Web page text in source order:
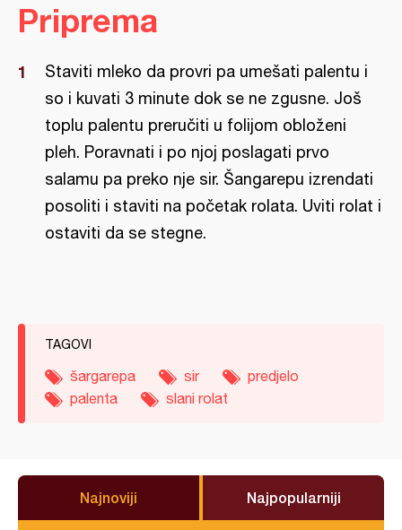
Priprema
Staviti mleko da provri pa umešati palentu i
so i kuvati 3 minute dok se ne zgusne. Još
toplu palentu preručiti u folijom obloženi
pleh. Poravnati i po njoj poslagati prvo
salamu pa preko nje sir. Šangarepu izrendati
posoliti i staviti na početak rolata. Uviti rolat i
ostaviti da se stegne.
TAGOVI
šargarepa sir
predjelo
palenta
slani rolat
Najnoviji Najpopularniji